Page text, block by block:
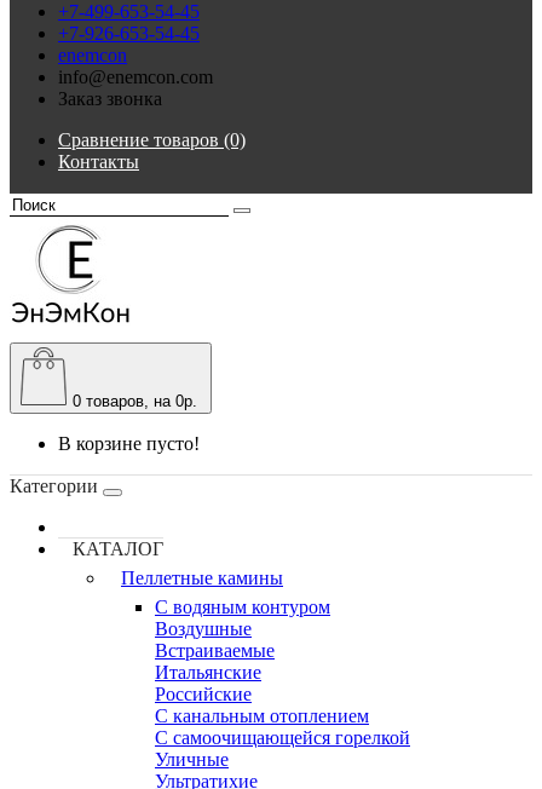
+7-499-653-54-45
+7-926-653-54-45
enemcon
info@enemcon.com
Заказ звонка
Сравнение товаров (0)
Контакты
0 товаров, на 0р.
В корзине пусто!
Категории
КАТАЛОГ
Пеллетные камины
C водяным контуром
Воздушные
Встраиваемые
Итальянские
Российские
С канальным отоплением
С самоочищающейся горелкой
Уличные
Ультратихие